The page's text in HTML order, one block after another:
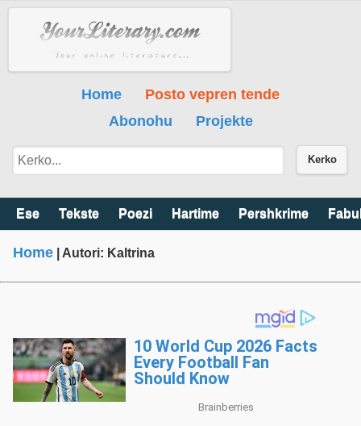
Home
Posto vepren tende
Abonohu
Projekte
Kerko
Ese Tekste Poezi Hartime Pershkrime
Home | Autori: Kaltrina